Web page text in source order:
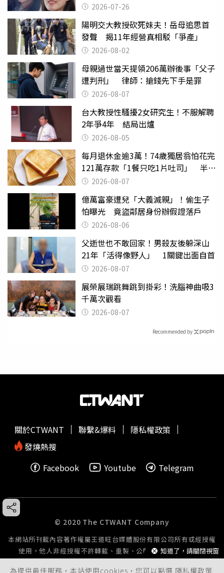
2026-07-26
陽明交大教授砍死妹夫！岳母追思首
發聲 揭11年經營真相駁「爭產」
2026-08-02
母親過世當天提領206萬辦後事「父子
遭判刑」 律師：搶錢先下手是罪
2026-08-07
台大教授性騷擾2女研究生！不服解聘
2年爭4年 結局出爐
2026-08-05
每月退休金逾3萬！74歲獨居翁怕花完
121萬存款「1餐只吃1片吐司」 半年
後暴瘦嚇壞女兒
2026-08-07
億萬富豪遭兒「大義滅親」！偷生子
怕曝光 竟盜鄰居身份辦假證落戶
2026-08-06
父逝世也不敢回家！男殺友後躲深山
21年「活得像野人」 1關鍵出面自首
2026-08-07
展榮展瑞跳舞跳到掛彩！洗腦神曲吸3
千萬次觀看
2026-08-07
Recommended by
為提供最佳服務，本站使用cookies，您可以點選 隱私權政策
知道了，請關閉視窗
關於CTWANT 聯繫&爆料
隱私權政策
發燒熱搜
Facebook
Youtube Telegram
© 2020 The CTWANT Company
本網站所刊載內容著作權屬王道旺台媒體股份有限公司所有或經授權
使用，他人非經授權不許轉載、重製、公開播送或公開傳輸。